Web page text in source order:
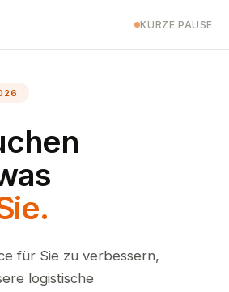
KURZE PAUSE
für Sie zu verbessern,
logistische